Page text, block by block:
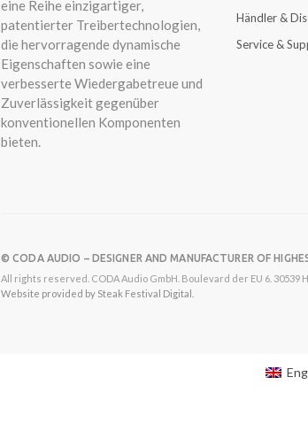
eine Reihe einzigartiger,
patentierter Treibertechnologien,
die hervorragende dynamische
Eigenschaften sowie eine
verbesserte Wiedergabetreue und
Zuverlässigkeit gegenüber
konventionellen Komponenten
bieten.
Händler &
Service &
© CODA AUDIO – DESIGNER AND MANUFACTURER OF
All rights reserved. CODA Audio GmbH. Boulevard der EU 6. 30539
Website provided by Steak Festival Digital.